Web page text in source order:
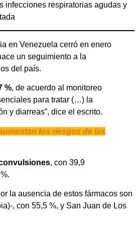
infecciones respiratorias agudas y
en Venezuela cerró en enero
un seguimiento a la
del país.
%, de acuerdo al monitoreo
para tratar (…) la
y diarreas”, dice el escrito.
los riesgos de las
, con 39,9
la ausencia de estos fármacos son
, con 55,5 %, y San Juan de Los